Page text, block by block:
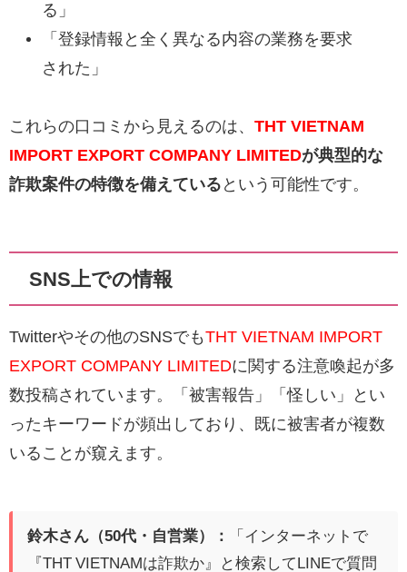
る」
「登録情報と全く異なる内容の業務を要求
された」
これらの口コミから見えるのは、 THT VIETNAM
IMPORT EXPORT COMPANY LIMITEDが典型的な
詐欺案件の特徴を備えている という可能性です。
SNS上での情報
Twitterやその他のSNSでもTHT VIETNAM IMPORT
EXPORT COMPANY LIMITEDに関する注意喚起が多
数投稿されています。「被害報告」「怪しい」とい
ったキーワードが頻出しており、既に被害者が複数
いることが窺えます。
鈴木さん（50代・自営業）：
「インターネットで
『THT VIETNAMは詐欺か』と検索してLINEで質問